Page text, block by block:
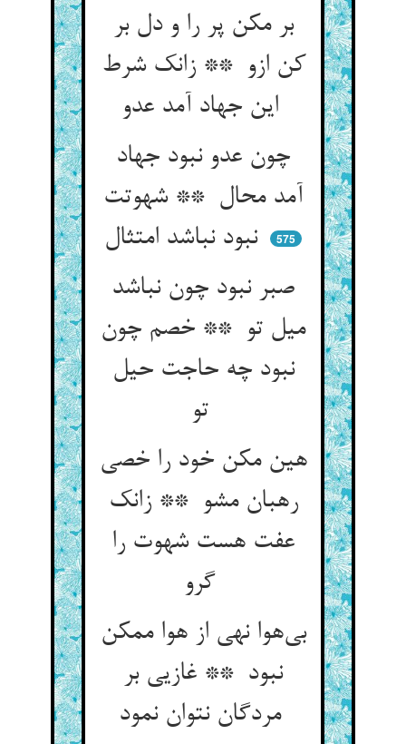
بر مکن پر را و دل بر
کن ازو ** زانک شرط
این جهاد آمد عدو
چون عدو نبود جهاد
آمد محال ** شهوتت
نبود نباشد امتثال
575
صبر نبود چون نباشد
میل تو ** خصم چون
نبود چه حاجت حیل
تو
هین مکن خود را خصی
رهبان مشو ** زانک
عفت هست شهوت را
گرو
بی‌هوا نهی از هوا ممکن
نبود ** غازیی بر
مردگان نتوان نمود